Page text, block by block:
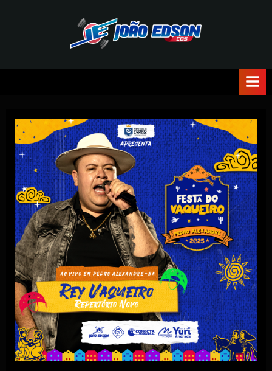
O
E
D
S
O
N
C
D
S